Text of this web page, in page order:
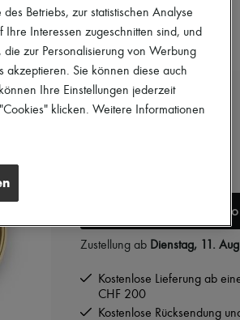
LIE STUDIO
In den
Zustellung ab Dienstag, 11.
Kostenlose Lieferung ab
CHF 200
Kostenlose Rücksendung
Betriebs, zur statistischen Analyse
Interessen zugeschnitten sind, und
zur Personalisierung von Werbung
Sie können diese auch
Ihre Einstellungen jederzeit
klicken. Weitere Informationen